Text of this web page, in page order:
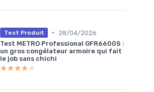
Test Produit •
28/04/2026
Test METRO Professional GFR6600S :
un gros congélateur armoire qui fait
le job sans chichi
★★★★★
★★★★★